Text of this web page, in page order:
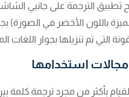
الترجمة على جانبي
باللون الأخضر في الصورة)
التي تم تنزيلها بجوار
استخدامها
بأكثر من مجرد ترجمة كلمة